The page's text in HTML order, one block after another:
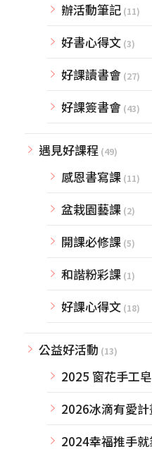
辦活動筆記 (11)
好書心得文 (3)
好課讀書會 (27)
好課簽書會 (43)
遇見好課程 (49)
感恩書寫課 (11)
盆栽園藝課 (2)
開課必修課 (5)
和諧粉彩課 (1)
好課心得文 (18)
公益好活動 (13)
2025 窗花手工
2026冰滴有愛
2024幸福推手